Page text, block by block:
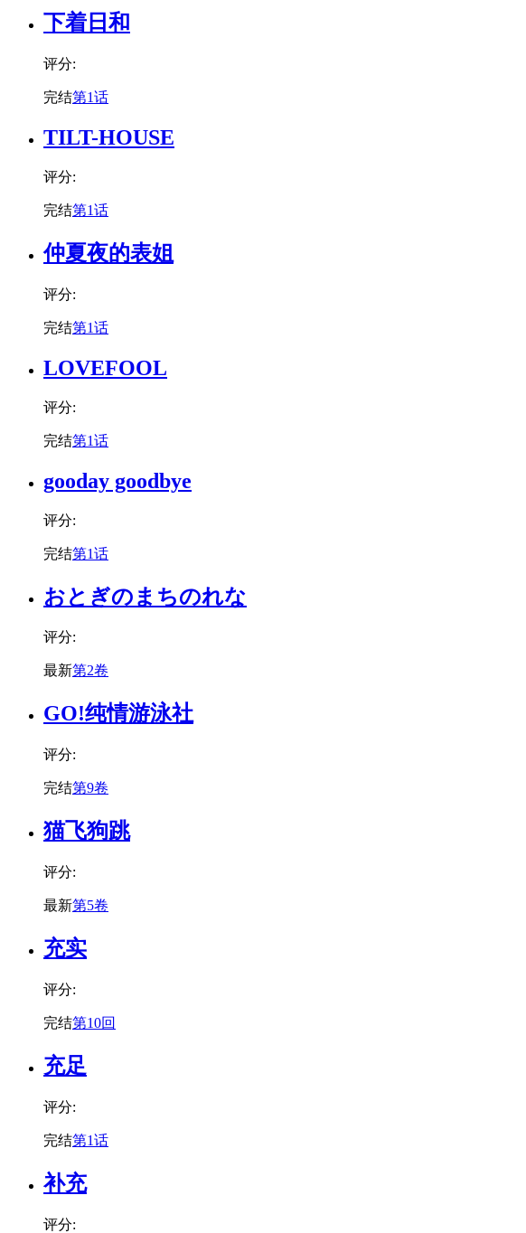
下着日和
评分:
完结第1话
TILT-HOUSE
评分:
完结第1话
仲夏夜的表姐
评分:
完结第1话
LOVEFOOL
评分:
完结第1话
gooday goodbye
评分:
完结第1话
おとぎのまちのれな
评分:
最新第2卷
GO!纯情游泳社
评分:
完结第9卷
猫飞狗跳
评分:
最新第5卷
充实
评分:
完结第10回
充足
评分:
完结第1话
补充
评分: